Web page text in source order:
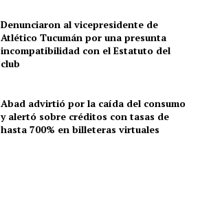
Denunciaron al vicepresidente de
Atlético Tucumán por una presunta
incompatibilidad con el Estatuto del
club
Abad advirtió por la caída del consumo
y alertó sobre créditos con tasas de
hasta 700% en billeteras virtuales